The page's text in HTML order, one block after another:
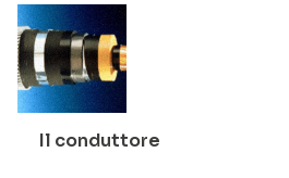
Il conduttore